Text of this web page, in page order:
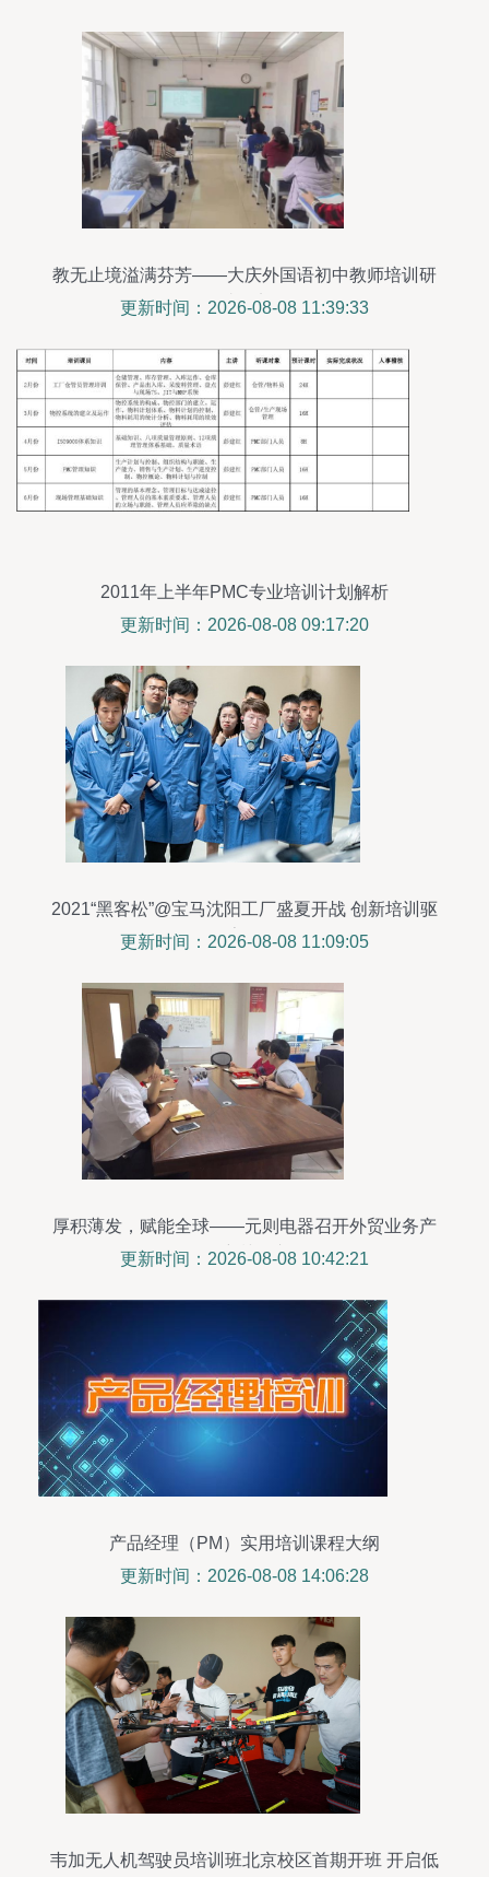
教无止境溢满芬芳——大庆外国语初中教师培训研
讨纪实
更新时间：2026-08-08 11:39:33
2011年上半年PMC专业培训计划解析
更新时间：2026-08-08 09:17:20
2021“黑客松”@宝马沈阳工厂盛夏开战 创新培训驱
动数字化转型
更新时间：2026-08-08 11:09:05
厚积薄发，赋能全球——元则电器召开外贸业务产
品培训会议
更新时间：2026-08-08 10:42:21
产品经理（PM）实用培训课程大纲
更新时间：2026-08-08 14:06:28
韦加无人机驾驶员培训班北京校区首期开班 开启低